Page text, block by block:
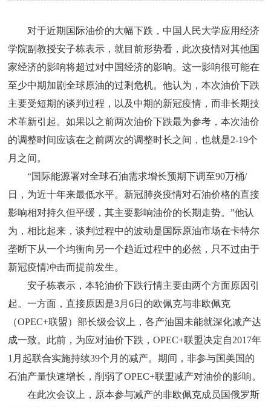
对于近期国际油价的大幅下跌，中国人民大学应用经济
学院副教授安子栋表示，就目前形势看，此次疫情对其他国
家经济的影响将超过对中国经济的影响。这一影响很可能在
至少中期加剧全球原油的过剩危机。他认为，本次油价下跌
主要受短期的谈判过程，以及中期的新冠疫情，而非长期技
术革新引起。如果以之前两次油价下跌最为参考，本次油价
的调整时间应该在之前两次的调整时长之间，也就是2-19个
月之间。
“国际能源署对全球石油需求增长预期下调至90万桶/
日，为近十年来最低水平。新冠肺炎疫情对石油价格的直接
影响相对持久但平缓，其主要影响油价的长期走势。”他认
为，相比起来，谈判过程中的波动是国际原油市场在卡特尔
垄断下从一个均衡向另一个趋近过程中的必然，只不过由于
新冠疫情冲击而提前发生。
安子栋表示，本轮油价下跌行情主要由两个方面原因引
起。一方面，直接原因是3月6日的欧佩克与非欧佩克
（OPEC+联盟）部长级会议上，各产油国未能就深化减产达
成一致。此前，为应对油价下跌，OPEC+联盟决定自2017年
1月起联合实施持续39个月的减产。期间，非参与国美国的
石油产量快速增长，削弱了OPEC+联盟减产对油价的影响。
在此次会议上，原本参与减产的非欧佩克成员国俄罗斯